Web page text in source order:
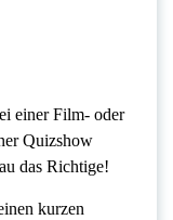
einer Film- oder
Quizshow
das Richtige!
kurzen